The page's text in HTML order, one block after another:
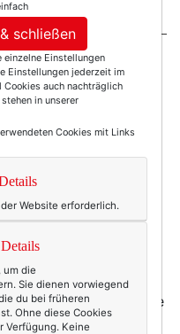
Alles voller
geschrieben, mir
Konsum?
Sommer, ich war in
Thermometer zeigt
Regeln.
auch noch ein
so schön wie eine
schließen
Einstellungen
Einstellungen jederzeit im
Cookies auch nachträglich
in unserer
Cookies mit Links
Website erforderlich.
Details
um die
Sie dienen vorwiegend
du bei früheren
Ohne diese Cookies
Verfügung. Keine